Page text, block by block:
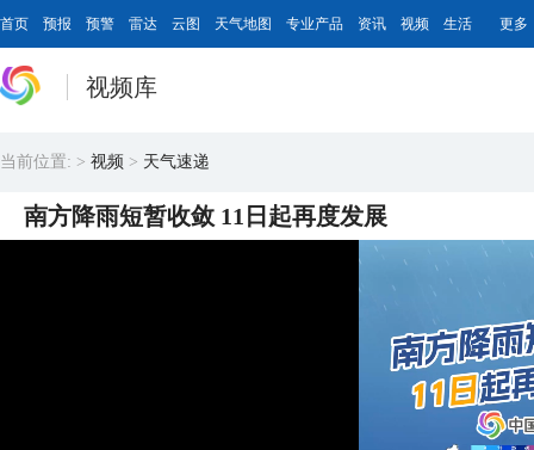
首页 预报 预警 雷达 云图 天气地图 专业产品 资讯 视频 生活 更多
视频库
当前位置: > 视频 > 天气速递
南方降雨短暂收敛 11日起再度发展